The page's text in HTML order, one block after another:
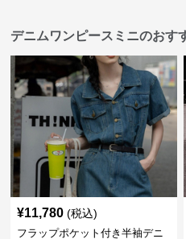
デニムワンピースミニのおす
¥11,780 (税込)
フラップポケット付き半袖デニ